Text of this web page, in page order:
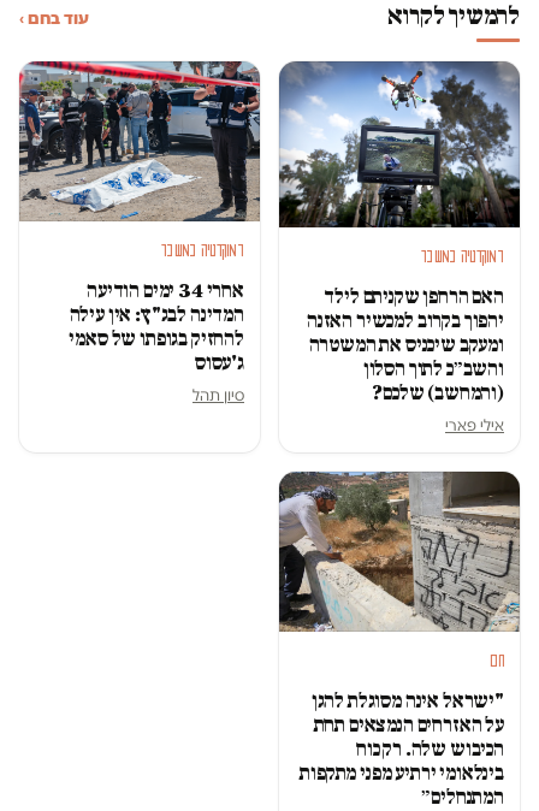
להמשיך לקרוא עוד בחם ›
דמוקרטיה במשבר
האם הרחפן שקניתם לילד
יהפוך בקרוב למכשיר האזנה
ומעקב שיכניס את המשטרה
והשב״כ לתוך הסלון
(והמחשב) שלכם?
אילי פארי
דמוקרטיה במשבר
אחרי 34 ימים הודיעה
המדינה לבג"ץ: אין עילה
להחזיק בגופתו של סאמי
ג'עסוס
סיון תהל
חם
"ישראל אינה מסוגלת להגן
על האזרחים הנמצאים תחת
הכיבוש שלה. רק כוח
בינלאומי ירתיע מפני מתקפות
המתנחלים״